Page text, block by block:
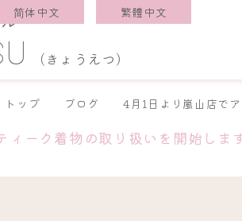
(きょうえつ)
简体中文 繁體中文
トップ ブログ 4月1日より嵐山店で
ィーク着物の取り扱いを開始し